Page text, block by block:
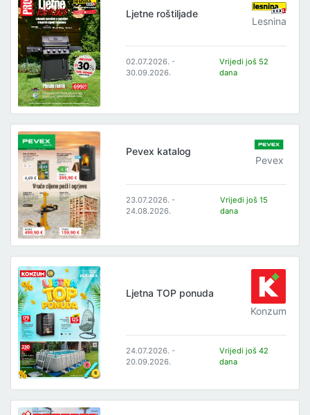
Ljetne roštiljade
Lesnina
02.07.2026. -
30.09.2026.
Vrijedi još 52
dana
Pevex katalog
Pevex
23.07.2026. -
24.08.2026.
Vrijedi još 15
dana
Ljetna TOP ponuda
Konzum
24.07.2026. -
20.09.2026.
Vrijedi još 42
dana